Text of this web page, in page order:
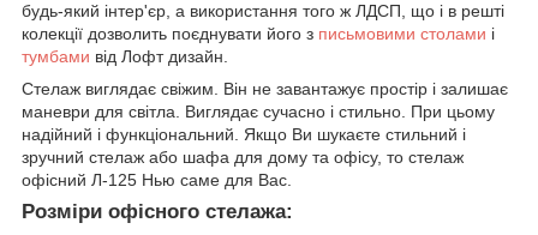
будь-який інтер'єр, а використання того ж ЛДСП, що і в решті
колекції дозволить поєднувати його з письмовими столами і
тумбами від Лофт дизайн.
Стелаж виглядає свіжим. Він не завантажує простір і залишає
маневри для світла. Виглядає сучасно і стильно. При цьому
надійний і функціональний. Якщо Ви шукаєте стильний і
зручний стелаж або шафа для дому та офісу, то стелаж
офісний Л-125 Нью саме для Вас.
Розміри офісного стелажа: